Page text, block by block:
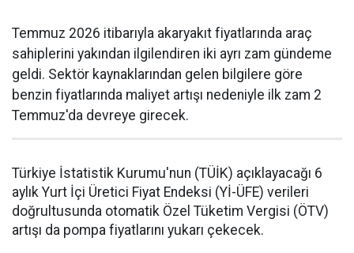
Temmuz 2026 itibarıyla akaryakıt fiyatlarında araç
sahiplerini yakından ilgilendiren iki ayrı zam gündeme
geldi. Sektör kaynaklarından gelen bilgilere göre
benzin fiyatlarında maliyet artışı nedeniyle ilk zam 2
Temmuz'da devreye girecek.
Türkiye İstatistik Kurumu'nun (TÜİK) açıklayacağı 6
aylık Yurt İçi Üretici Fiyat Endeksi (Yİ-ÜFE) verileri
doğrultusunda otomatik Özel Tüketim Vergisi (ÖTV)
artışı da pompa fiyatlarını yukarı çekecek.